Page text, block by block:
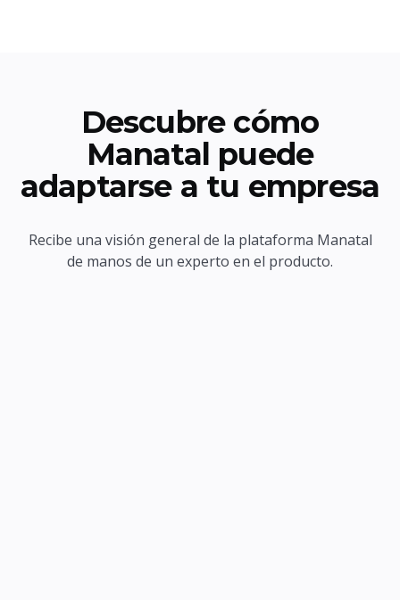
Descubre cómo
Manatal puede
adaptarse a tu empresa
Recibe una visión general de la plataforma Manatal
de manos de un experto en el producto.